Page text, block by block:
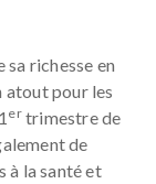
richesse en
atout pour les
ertrimestre de
de
à la santé et